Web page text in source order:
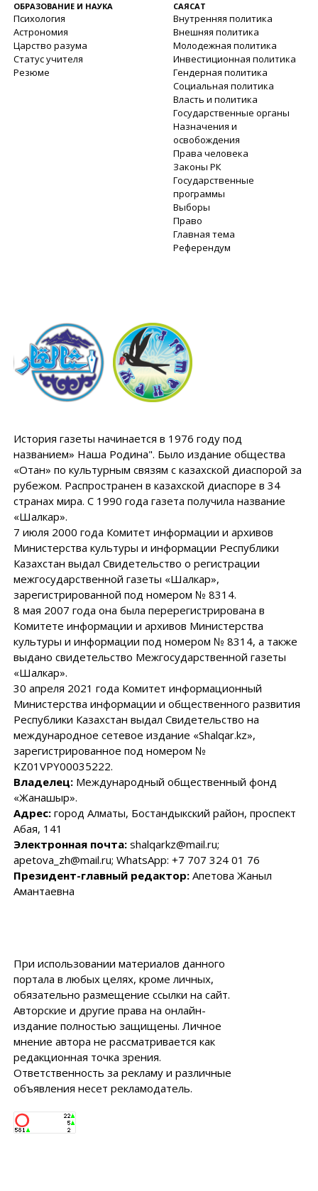
ОБРАЗОВАНИЕ И НАУКА
Психология
Астрономия
Царство разума
Статус учителя
Резюме
САЯСАТ
Внутренняя политика
Внешняя политика
Молодежная политика
Инвестиционная политика
Гендерная политика
Социальная политика
Власть и политика
Государственные органы
Назначения и
освобождения
Права человека
Законы РК
Государственные
программы
Выборы
Право
Главная тема
Референдум
История газеты начинается в 1976 году под
названием» Наша Родина". Было издание общества
«Отан» по культурным связям с казахской диаспорой за
рубежом. Распространен в казахской диаспоре в 34
странах мира. С 1990 года газета получила название
«Шалкар».
7 июля 2000 года Комитет информации и архивов
Министерства культуры и информации Республики
Казахстан выдал Свидетельство о регистрации
межгосударственной газеты «Шалкар»,
зарегистрированной под номером № 8314.
8 мая 2007 года она была перерегистрирована в
Комитете информации и архивов Министерства
культуры и информации под номером № 8314, а также
выдано свидетельство Межгосударственной газеты
«Шалкар».
30 апреля 2021 года Комитет информационный
Министерства информации и общественного развития
Республики Казахстан выдал Свидетельство на
международное сетевое издание «Shalqar.kz»,
зарегистрированное под номером №
KZ01VPY00035222.
Владелец:Международный общественный фонд
«Жанашыр».
Адрес:город Алматы, Бостандыкский район, проспект
Абая, 141
Электронная почта:shalqarkz@mail.ru;
apetova_zh@mail.ru; WhatsApp: +7 707 324 01 76
Президент-главный редактор:Апетова Жаныл
Амантаевна
При использовании материалов данного
портала в любых целях, кроме личных,
обязательно размещение ссылки на сайт.
Авторские и другие права на онлайн-
издание полностью защищены. Личное
мнение автора не рассматривается как
редакционная точка зрения.
Ответственность за рекламу и различные
объявления несет рекламодатель.